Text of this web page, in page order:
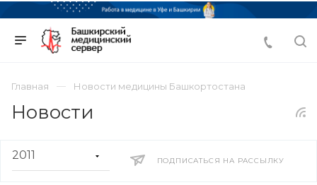
Главная Новости медицины Башкортостана
Новости
ПОДПИСАТЬСЯ НА РАССЫЛКУ